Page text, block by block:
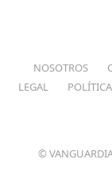
NOSOTROS
LEGAL
©